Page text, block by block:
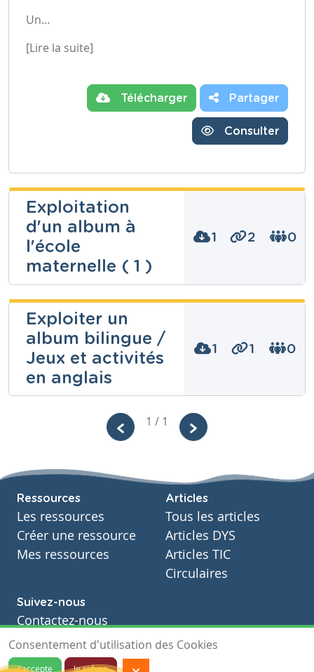
Un…
[Lire la suite]
Télécharger Partager
Consulter
Exploitation
d'un album à
l'école
maternelle ( 1 )
1 2 0
Kembellec
Catherine
Niveau
Fondamental
Cours
Ressources transversales
Exploiter un
album bilingue /
Jeux et activités
en anglais
1 1 0
Fondamental
Anglais
Année
7 années
Tags
anglais, jeux, Vocabulaire, vocabulary
1 / 1
Ressources
Les ressources
Créer une ressource
Mes ressources
Articles
Tous les articles
Articles DYS
Articles TIC
Circulaires
Suivez-nous
Contactez-nous
Soutien scolaire
Notre page Facebook
Consentement d'utilisation des Cookies
J'accepte Je refuse